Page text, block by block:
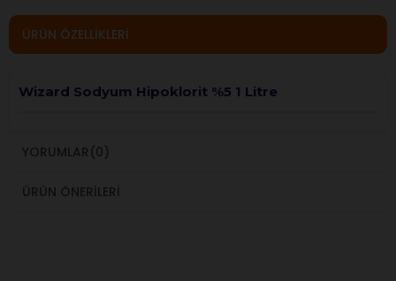
ÜRÜN ÖZELLIKLERI
Wizard Sodyum Hipoklorit %5 1 Litre
YORUMLAR (0)
ÜRÜN ÖNERILERI